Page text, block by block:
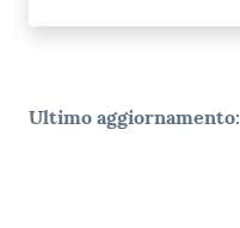
Ultimo aggiornamento: